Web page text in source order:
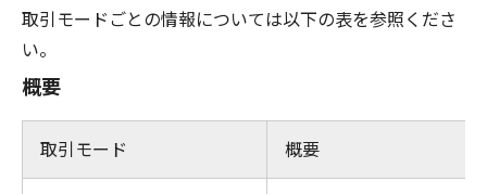
取引モードごとの情報については以下の表を参照くださ
い。
概要
取引モード 概要